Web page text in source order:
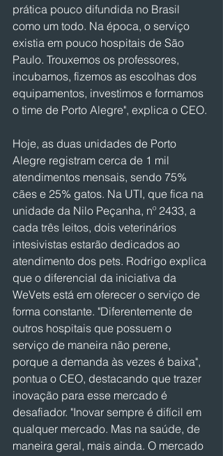
prática pouco difundida no Brasil
como um todo. Na época, o serviço
existia em pouco hospitais de São
Paulo. Trouxemos os professores,
incubamos, fizemos as escolhas dos
equipamentos, investimos e formamos
o time de Porto Alegre", explica o CEO.
Hoje, as duas unidades de Porto
Alegre registram cerca de 1 mil
atendimentos mensais, sendo 75%
cães e 25% gatos. Na UTI, que fica na
unidade da Nilo Peçanha, nº 2433, a
cada três leitos, dois veterinários
intesivistas estarão dedicados ao
atendimento dos pets. Rodrigo explica
que o diferencial da iniciativa da
WeVets está em oferecer o serviço de
forma constante. "Diferentemente de
outros hospitais que possuem o
serviço de maneira não perene,
porque a demanda às vezes é baixa",
pontua o CEO, destacando que trazer
inovação para esse mercado é
desafiador. "Inovar sempre é difícil em
qualquer mercado. Mas na saúde, de
maneira geral, mais ainda. O mercado